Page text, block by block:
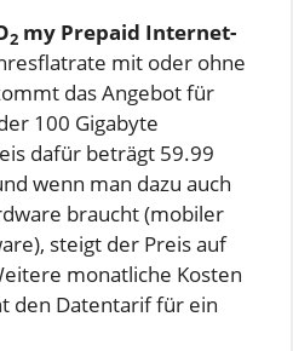
2 my Prepaid Internet-
mit oder ohne
das Angebot für
100 Gigabyte
dafür beträgt 59.99
wenn man dazu auch
braucht (mobiler
steigt der Preis auf
monatliche Kosten
den Datentarif für ein